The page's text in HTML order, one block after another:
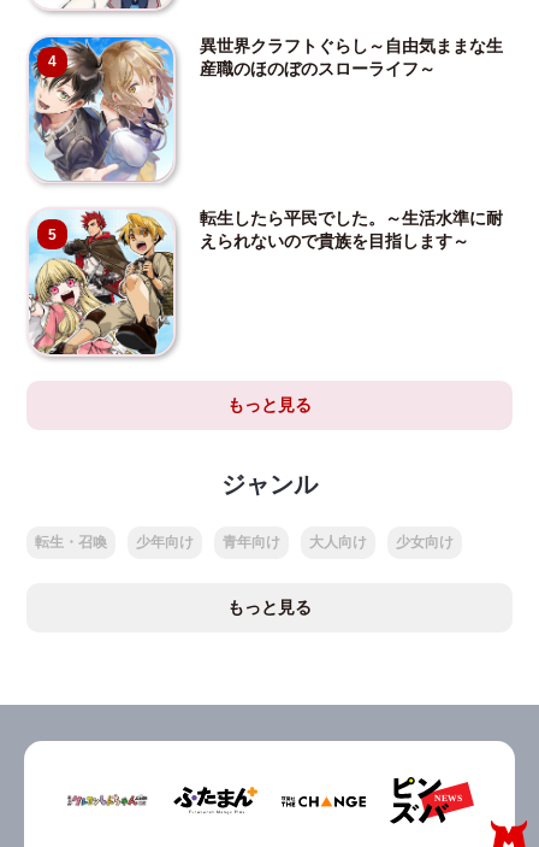
4
異世界クラフトぐらし～自由気ままな生
産職のほのぼのスローライフ～
5
転生したら平民でした。～生活水準に耐
えられないので貴族を目指します～
もっと見る
ジャンル
転生・召喚 少年向け 青年向け 大人向け 少女向け
もっと見る